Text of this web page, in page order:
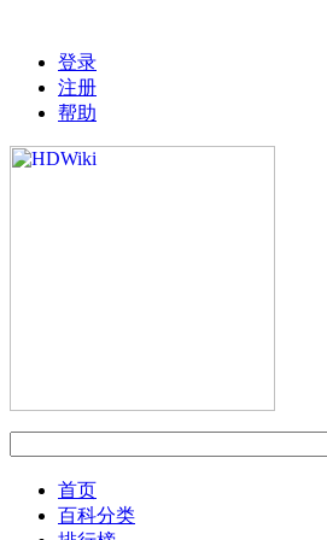
登录
注册
帮助
首页
百科分类